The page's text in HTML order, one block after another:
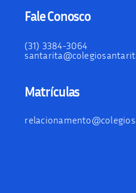
Fale Conosco
(31) 3384-3064
Matrículas